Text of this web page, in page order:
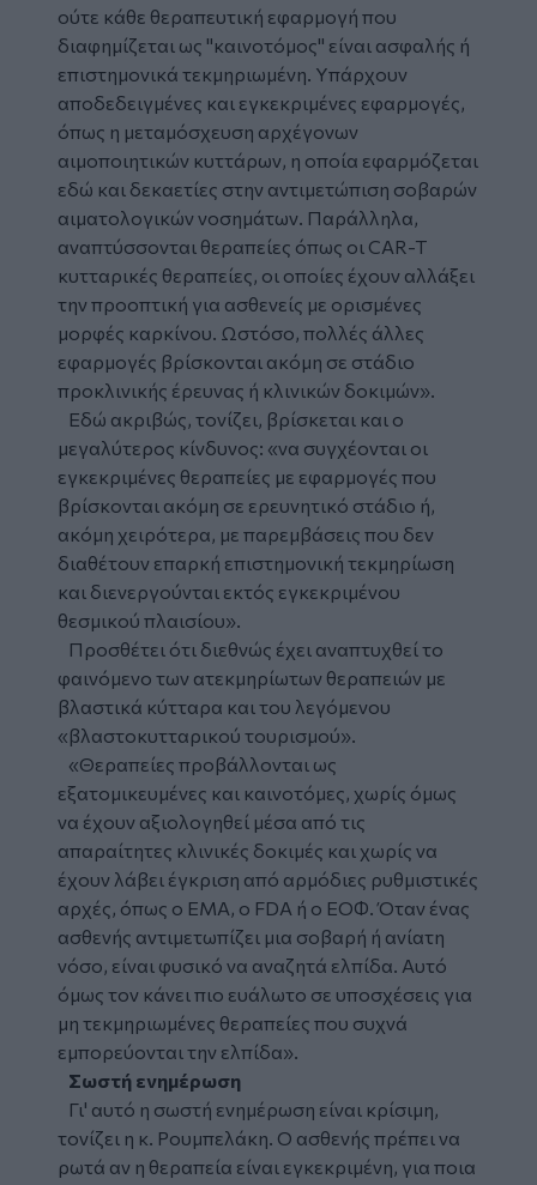
ούτε κάθε θεραπευτική εφαρμογή που
διαφημίζεται ως "καινοτόμος" είναι ασφαλής ή
επιστημονικά τεκμηριωμένη. Υπάρχουν
αποδεδειγμένες και εγκεκριμένες εφαρμογές,
όπως η μεταμόσχευση αρχέγονων
αιμοποιητικών κυττάρων, η οποία εφαρμόζεται
εδώ και δεκαετίες στην αντιμετώπιση σοβαρών
αιματολογικών νοσημάτων. Παράλληλα,
αναπτύσσονται θεραπείες όπως οι CAR-T
κυτταρικές θεραπείες, οι οποίες έχουν αλλάξει
την προοπτική για ασθενείς με ορισμένες
μορφές καρκίνου. Ωστόσο, πολλές άλλες
εφαρμογές βρίσκονται ακόμη σε στάδιο
προκλινικής έρευνας ή κλινικών δοκιμών».
Εδώ ακριβώς, τονίζει, βρίσκεται και ο
μεγαλύτερος κίνδυνος: «να συγχέονται οι
εγκεκριμένες θεραπείες με εφαρμογές που
βρίσκονται ακόμη σε ερευνητικό στάδιο ή,
ακόμη χειρότερα, με παρεμβάσεις που δεν
διαθέτουν επαρκή επιστημονική τεκμηρίωση
και διενεργούνται εκτός εγκεκριμένου
θεσμικού πλαισίου».
Προσθέτει ότι διεθνώς έχει αναπτυχθεί το
φαινόμενο των ατεκμηρίωτων θεραπειών με
βλαστικά κύτταρα και του λεγόμενου
«βλαστοκυτταρικού τουρισμού».
«Θεραπείες προβάλλονται ως
εξατομικευμένες και καινοτόμες, χωρίς όμως
να έχουν αξιολογηθεί μέσα από τις
απαραίτητες κλινικές δοκιμές και χωρίς να
έχουν λάβει έγκριση από αρμόδιες ρυθμιστικές
αρχές, όπως ο EMA, ο FDA ή ο ΕΟΦ. Όταν ένας
ασθενής αντιμετωπίζει μια σοβαρή ή ανίατη
νόσο, είναι φυσικό να αναζητά ελπίδα. Αυτό
όμως τον κάνει πιο ευάλωτο σε υποσχέσεις για
μη τεκμηριωμένες θεραπείες που συχνά
εμπορεύονται την ελπίδα».
Σωστή ενημέρωση
Γι' αυτό η σωστή ενημέρωση είναι κρίσιμη,
τονίζει η κ. Ρουμπελάκη. Ο ασθενής πρέπει να
ρωτά αν η θεραπεία είναι εγκεκριμένη, για ποια